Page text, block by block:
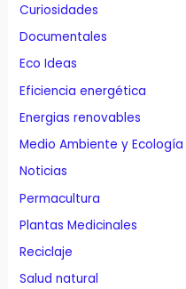
Curiosidades
Documentales
Eco Ideas
Eficiencia energética
Energias renovables
Medio Ambiente y Ecología
Noticias
Permacultura
Plantas Medicinales
Reciclaje
Salud natural